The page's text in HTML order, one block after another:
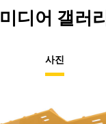
미디어 갤러리
사진